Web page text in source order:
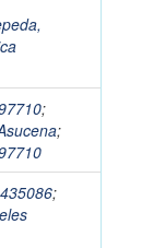
;
;
;